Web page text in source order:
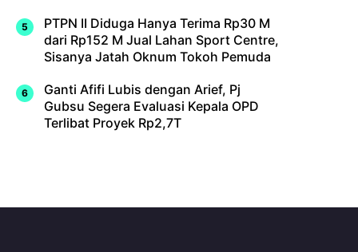
PTPN II Diduga Hanya Terima Rp30 M
dari Rp152 M Jual Lahan Sport Centre,
Sisanya Jatah Oknum Tokoh Pemuda
Ganti Afifi Lubis dengan Arief, Pj
Gubsu Segera Evaluasi Kepala OPD
Terlibat Proyek Rp2,7T